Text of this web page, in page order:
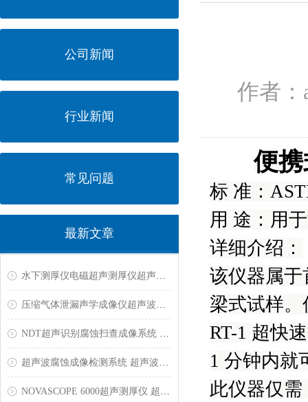
公司新闻
行业新闻
常见问题
最新文章
水下测厚仪电磁超声测厚仪超声波高温测厚仪管体腐蚀成像检测系统
压缩气体泄漏声学成像仪超声波泄漏检测仪粉末涂层测厚仪
NDT超声识别腐蚀扫查成像系统 扫描产品缺陷成像测厚仪 超声波腐蚀测厚仪
超声波腐蚀成像检测系统 超声波腐蚀扫描厚度检测仪 高温锅炉防腐层腐蚀测厚系统
NOVASCOPE 6000超声测厚仪 超声波腐蚀成像检测系统 超声波腐蚀扫描检测仪
作者：
便
标 准：
用 途：用
详细介绍：
该仪器属
梁式试样。
RT-1 超快
1 分钟内就
此仪器仅